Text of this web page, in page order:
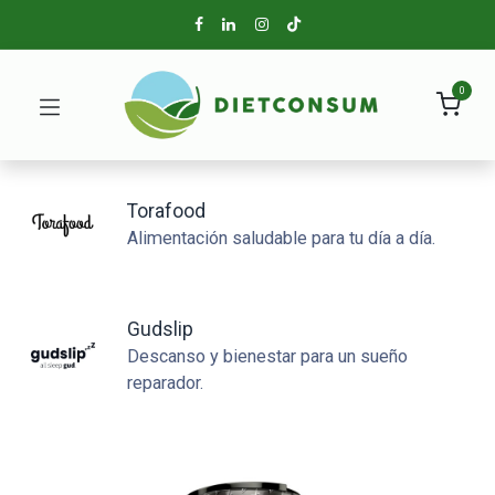
0
Torafood
Alimentación saludable para tu día a día.
Gudslip
Descanso y bienestar para un sueño
reparador.